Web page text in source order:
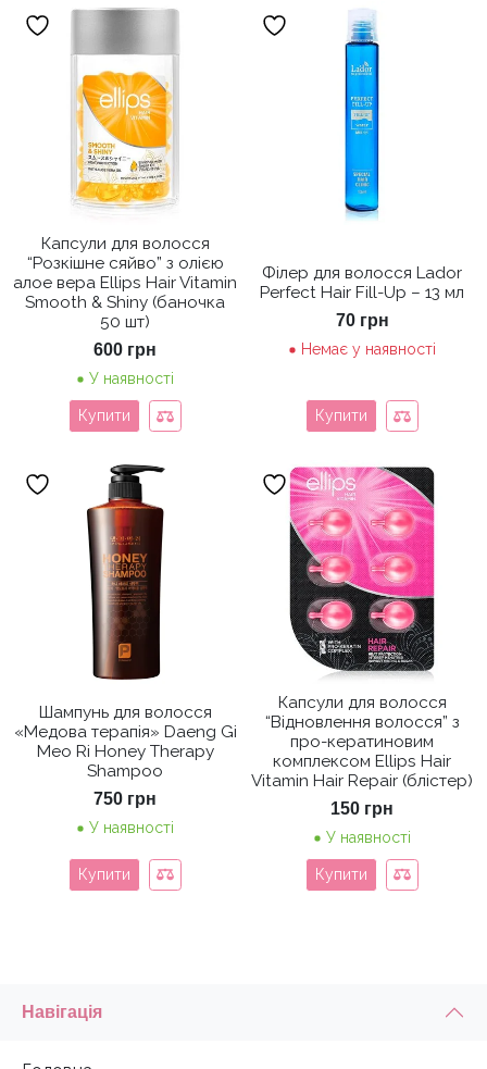
Капсули для волосся
“Розкішне сяйво” з олією
алое вера Ellips Hair Vitamin
Smooth & Shiny (баночка
50 шт)
600 грн
У наявності
Купити
Філер для волосся Lador
Perfect Hair Fill-Up – 13 мл
70 грн
Немає у наявності
Купити
Шампунь для волосся
«Медова терапія» Daeng Gi
Meo Ri Honey Therapy
Shampoo
750 грн
У наявності
Купити
Капсули для волосся
“Відновлення волосся” з
про-кератиновим
комплексом Ellips Hair
Vitamin Hair Repair (блістер)
150 грн
У наявності
Купити
Навігація